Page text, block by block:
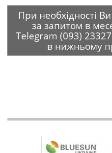
При необхідності
за запитом в
Telegram (093)
в нижньому